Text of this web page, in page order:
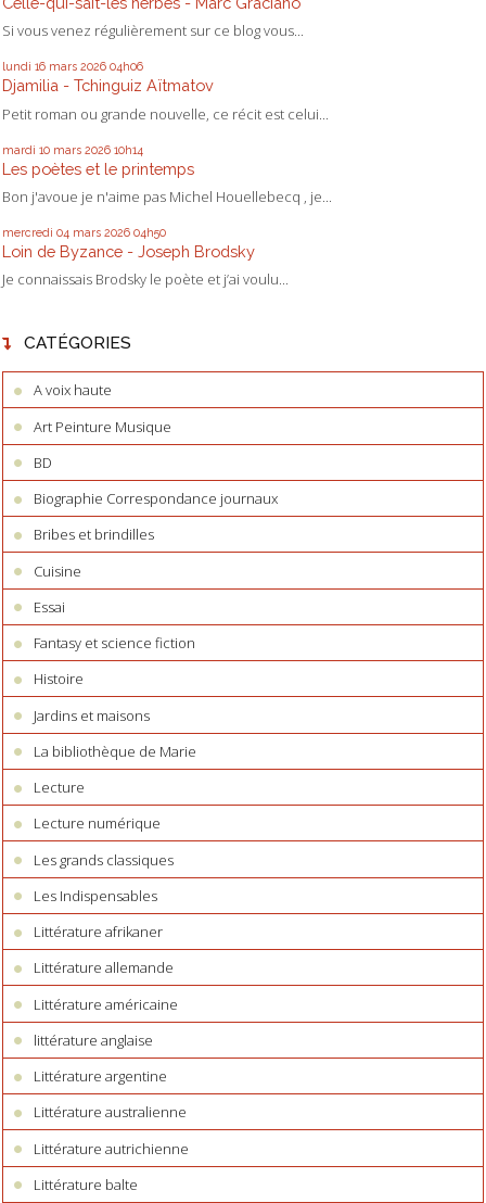
Si vous venez régulièrement sur ce blog vous...
lundi 16 mars 2026 04h06
Djamilia - Tchinguiz Aïtmatov
Petit roman ou grande nouvelle, ce récit est celui...
mardi 10 mars 2026 10h14
Les poètes et le printemps
Bon j'avoue je n'aime pas Michel Houellebecq , je...
mercredi 04 mars 2026 04h50
Loin de Byzance - Joseph Brodsky
Je connaissais Brodsky le poète et j’ai voulu...
CATÉGORIES
A voix haute
Art Peinture Musique
BD
Biographie Correspondance journaux
Bribes et brindilles
Cuisine
Essai
Fantasy et science fiction
Histoire
Jardins et maisons
La bibliothèque de Marie
Lecture
Lecture numérique
Les grands classiques
Les Indispensables
Littérature afrikaner
Littérature allemande
Littérature américaine
littérature anglaise
Littérature argentine
Littérature australienne
Littérature autrichienne
Littérature balte